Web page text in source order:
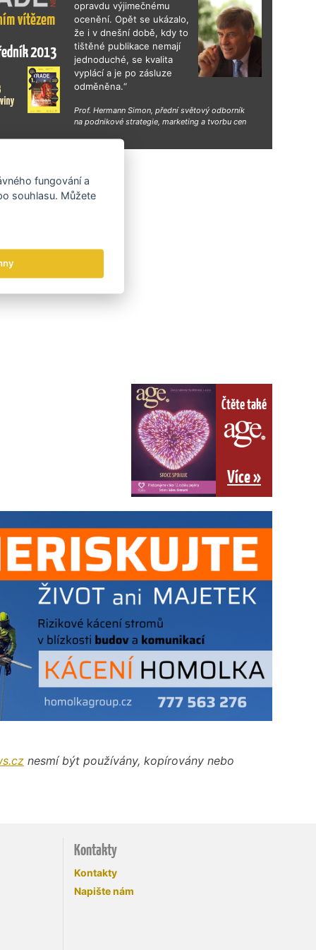
Days v Mexiku nebo exportní konference
Design pro business 2026 zaměřená na
budování značek na zahraničních trzích.
opravdu výjimečnému
ocenění. Opět se ukázalo,
že i v dnešní době, kdy to
tištěné publikace nemají
jednoduché, se kvalita
vyplácí a je po zásluze
odměněna.“
Prof. Hermann Simon, přední světový odborník
na podnikové strategie, marketing a tvorbu cen
Čtěte také
Více »
nesmí být používány, kopírovány nebo
Kontakty
Kontakty
Napište nám
fungování a
souhlasu. Můžete